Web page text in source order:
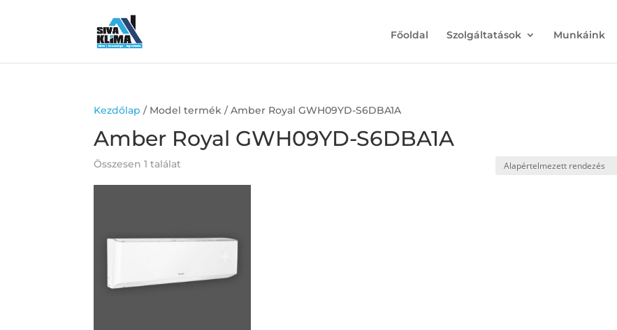
Főoldal Szolgáltatások Munkáink
Kezdőlap / Model termék / Amber Royal GWH09YD-S6DBA1A
Amber Royal GWH09YD-S6DBA1A
Összesen 1 találat